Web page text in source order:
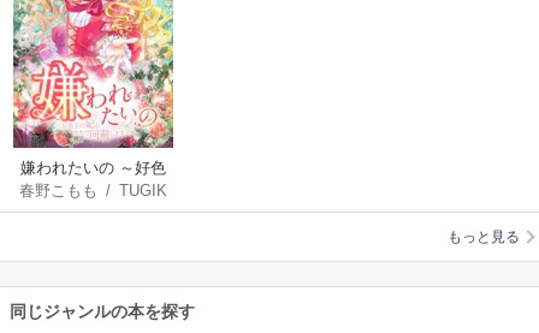
嫌われたいの ～好色
王の妃を全力で回避
します～【タテヨ
春野こもも /TUGIK
URU COMICS
もっと見る
同じジャンルの本を探す